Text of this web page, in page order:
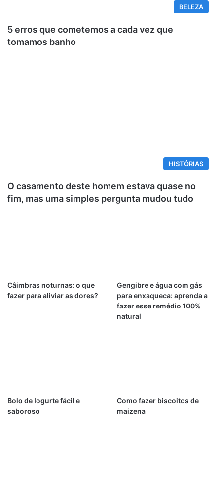
BELEZA
5 erros que cometemos a cada vez que
tomamos banho
HISTÓRIAS
O casamento deste homem estava quase no
fim, mas uma simples pergunta mudou tudo
Câimbras noturnas: o que
fazer para aliviar as dores?
Gengibre e água com gás
para enxaqueca: aprenda a
fazer esse remédio 100%
natural
Bolo de Iogurte fácil e
saboroso
Como fazer biscoitos de
maizena